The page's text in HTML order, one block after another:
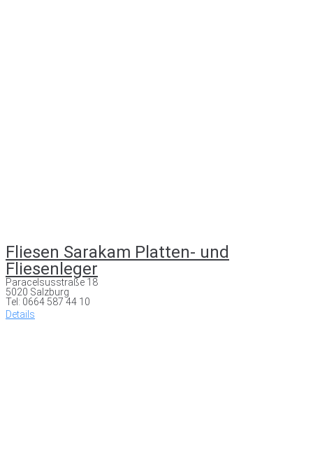
Fliesen Sarakam Platten- und
Fliesenleger
Paracelsusstraße 18
5020 Salzburg
Tel: 0664 587 44 10
Details